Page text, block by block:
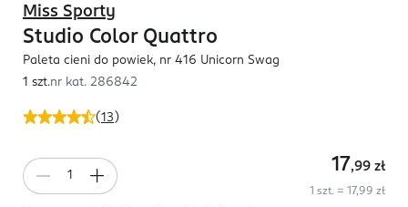
(13 )
Miss Sporty
Studio Color Quattro
Paleta cieni do powiek, nr 416 Unicorn Swag
1 szt.nr kat. 286842
17,99 zł
1 szt. = 17,99 zł